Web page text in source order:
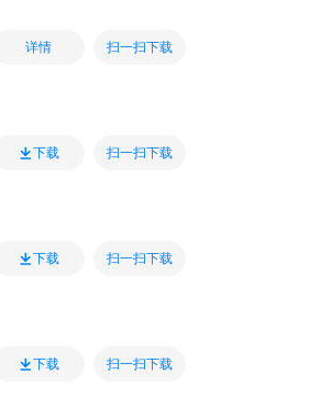
详情 扫一扫下载
下载 扫一扫下载
下载 扫一扫下载
下载 扫一扫下载